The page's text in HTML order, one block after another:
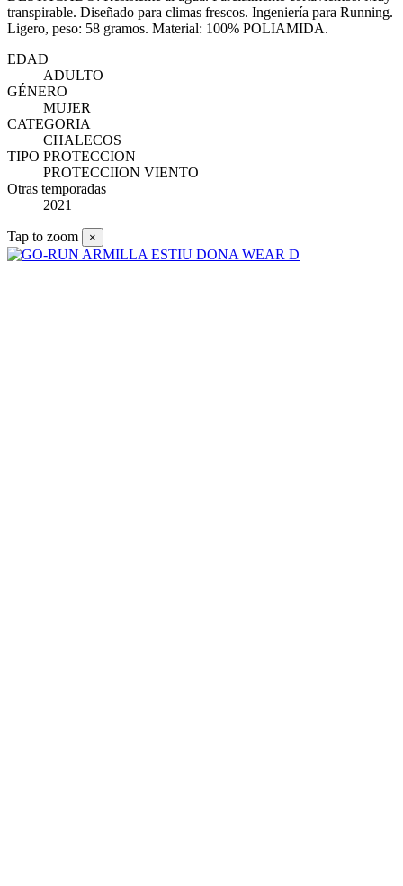
transpirable. Diseñado para climas frescos. Ingeniería para Running.
Ligero, peso: 58 gramos. Material: 100% POLIAMIDA.
EDAD
ADULTO
GÉNERO
MUJER
CATEGORIA
CHALECOS
TIPO PROTECCION
PROTECCIION VIENTO
Otras temporadas
2021
Tap to zoom ×